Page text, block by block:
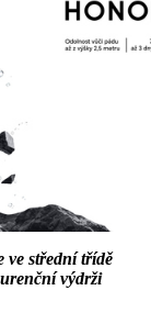
ve střední třídě
výdrži